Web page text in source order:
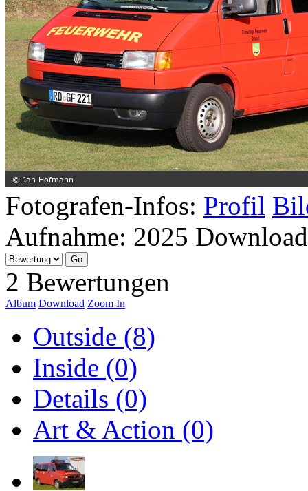
Fotografen-Infos: Profil
Aufnahme: 2025
2 Bewertungen
Album Download Zoom In
Outside (8)
Inside (0)
Details (0)
Art & Action (0)